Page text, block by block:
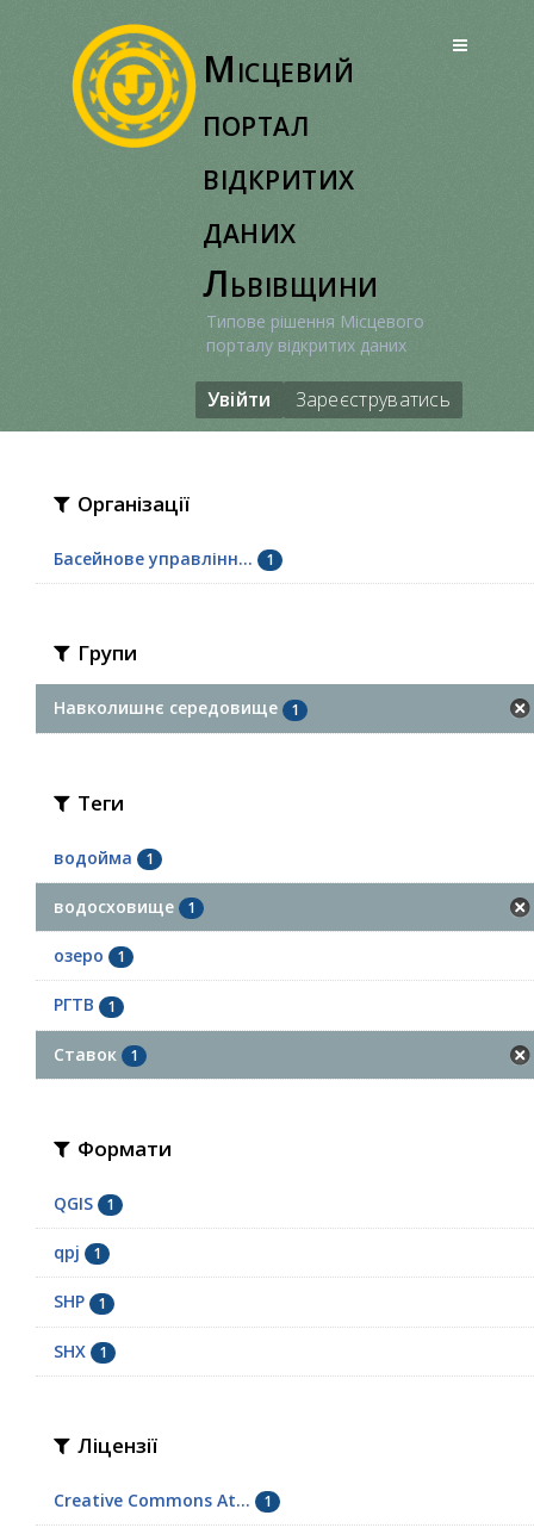
Місцевий
портал
відкритих
даних
Львівщини
Типове рішення Місцевого
порталу відкритих даних
Увійти Зареєструватись
Організації
Басейнове управлінн... 1
Групи
Навколишнє середовище 1
Теги
водойма 1
водосховище 1
озеро 1
РГТВ 1
Ставок 1
Формати
QGIS 1
qpj 1
SHP 1
SHX 1
Ліцензії
Creative Commons At... 1